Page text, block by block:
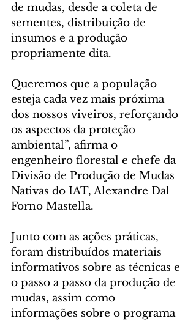
de mudas, desde a coleta de
sementes, distribuição de
insumos e a produção
propriamente dita.
Queremos que a população
esteja cada vez mais próxima
dos nossos viveiros, reforçando
os aspectos da proteção
ambiental”, afirma o
engenheiro florestal e chefe da
Divisão de Produção de Mudas
Nativas do IAT, Alexandre Dal
Forno Mastella.
Junto com as ações práticas,
foram distribuídos materiais
informativos sobre as técnicas e
o passo a passo da produção de
mudas, assim como
informações sobre o programa